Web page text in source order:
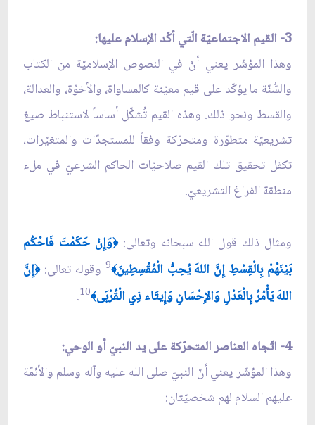
3- القيم الاجتماعيّة الّتي أكّد الإسلام عليها:
وهذا المؤشّر يعني أنّ في النصوص الإسلاميّة من الكتاب
والسُّنّة ما يؤكّد على قيم معيّنة كالمساواة، والأخوّة، والعدالة،
والقسط ونحو ذلك. وهذه القيم تُشكِّل أساساً لاستنباط صيغ
تشريعيّة متطوّرة ومتحرّكة وفقاً للمستجدّات والمتغيّرات،
تكفل تحقيق تلك القيم صلاحيّات الحاكم الشرعيّ في مل‏ء
منطقة الفراغ التشريعيّ.
ومثال ذلك قول الله سبحانه وتعالى:﴿وَإِنْ حَكَمْتَ فَاحْكُم
بَيْنَهُمْ بِالْقِسْطِ إِنَّ اللهَ يُحِبُّ الْمُقْسِطِينَ﴾9 وقوله تعالى:﴿إِنَّ
اللهَ يَأْمُرُ بِالْعَدْلِ وَالإِحْسَانِ وَإِيتَاء ذِي الْقُرْبَى﴾10
.
4- اتّجاه العناصر المتحرّكة على يد النبيّ أو الوحي:
وهذا المؤشّر يعني أنّ النبيّ صلى الله عليه وآله وسلم والأئمّة
عليهم السلام لهم شخصيّتان: